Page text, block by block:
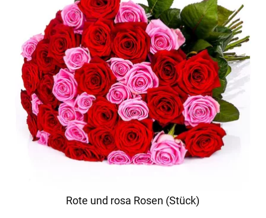
Rote und rosa Rosen (Stück)